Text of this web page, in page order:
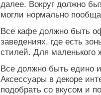
далее. Вокруг должно
могли нормально
Все кафе должно быть
заведениях, где есть
стилей. Для маленького
Все должно быть едино
Аксессуары в декоре
подобрать со вкусом и